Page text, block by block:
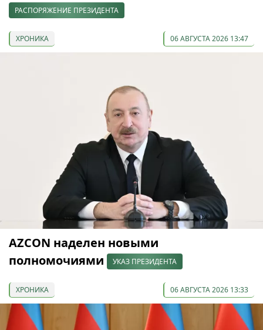
РАСПОРЯЖЕНИЕ ПРЕЗИДЕНТА
ХРОНИКА 06 АВГУСТА 2026 13:47
AZCON наделен новыми
полномочиями
УКАЗ ПРЕЗИДЕНТА
ХРОНИКА 06 АВГУСТА 2026 13:33